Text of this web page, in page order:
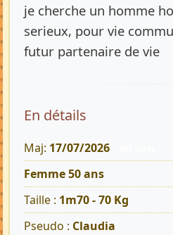
je cherche un homme
serieux, pour vie
futur partenaire de vie
En détails
Maj: 17/07/2026
Femme 50 ans
Taille : 1m70 - 70 Kg
Pseudo : Claudia